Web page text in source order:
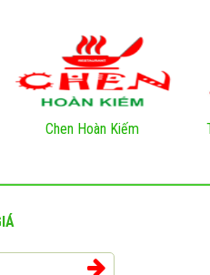
Chen Hoàn Kiếm